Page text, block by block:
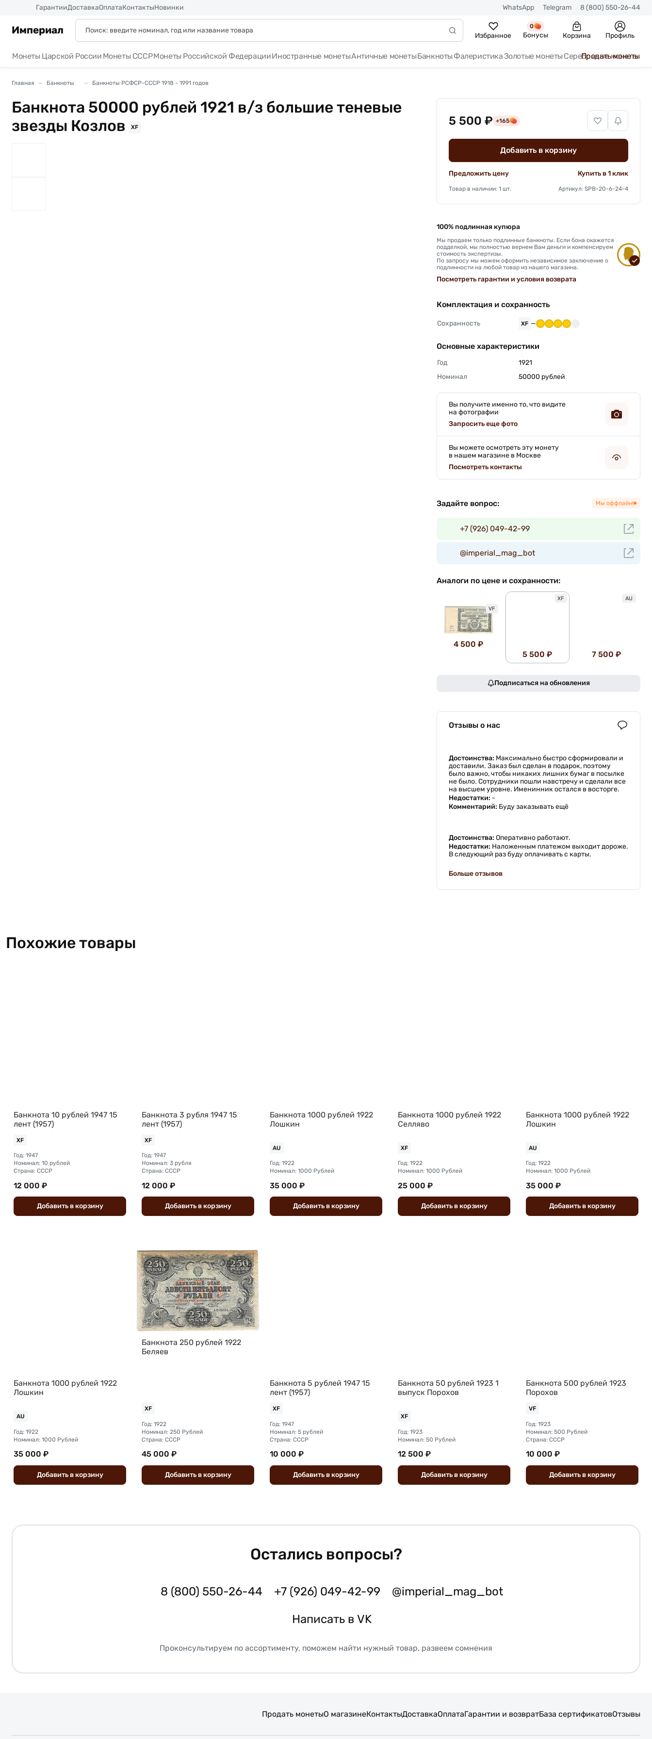
ГарантииДоставкаОплатаКонтактыНовинки WhatsApp Telegram 8 (800) 550-26-44
Империал Избранное
0
Бонусы Корзина Профиль
Монеты Царской России Монеты СССРМонеты Российской ФедерацииИностранные монетыАнтичные монетыБанкноты ФалеристикаЗолотые монеты Серебряные монеты
Продать монеты
Главная Банкноты Банкноты РСФСР-СССР 1918 - 1991 годов
Банкнота 50000 рублей 1921 в/з большие теневые
звезды Козлов
XF 5 500 ₽ +165
Добавить в корзину
Предложить цену Купить в 1 клик
Товар в наличии: 1 шт. Артикул: SPB-20-6-24-4
100% подлинная купюра
Мы продаем только подлинные банкноты. Если бона окажется
подделкой, мы полностью вернем Вам деньги и компенсируем
стоимость экспертизы.
По запросу мы можем оформить независимое заключение о
подлинности на любой товар из нашего магазина.
Посмотреть гарантии и условия возврата
Комплектация и сохранность
Сохранность XF —
Основные характеристики
Год
1921
Номинал
50000 рублей
Вы получите именно то, что видите
на фотографии
Запросить еще фото
Вы можете осмотреть эту монету
в нашем магазине в Москве
Посмотреть контакты
Задайте вопрос: Мы оффлайн!
+7 (926) 049-42-99
@imperial_mag_bot
Аналоги по цене и сохранности:
VF
4 500 ₽
XF
5 500 ₽
AU
7 500 ₽
Подписаться на обновления
Отзывы о нас
Достоинства: Максимально быстро сформировали и
доставили. Заказ был сделан в подарок, поэтому
было важно, чтобы никаких лишних бумаг в посылке
не было. Сотрудники пошли навстречу и сделали все
на высшем уровне. Именинник остался в восторге.
Недостатки: -
Комментарий: Буду заказывать ещё
Достоинства: Оперативно работают.
Недостатки: Наложенным платежом выходит дороже.
В следующий раз буду оплачивать с карты.
Больше отзывов
Похожие товары
Банкнота 10 рублей 1947 15
лент (1957)
XF
Год: 1947
Номинал: 10 рублей
Страна: СССР
12 000 ₽
Добавить вкорзину
Банкнота 3 рубля 1947 15
лент (1957)
XF
Год: 1947
Номинал: 3 рубля
Страна: СССР
12 000 ₽
Добавить вкорзину
Банкнота 1000 рублей 1922
Лошкин
AU
Год: 1922
Номинал: 1000 Рублей
35 000 ₽
Добавить вкорзину
Банкнота 1000 рублей 1922
Селляво
XF
Год: 1922
Номинал: 1000 Рублей
25 000 ₽
Добавить вкорзину
Банкнота 1000 рублей 1922
Лошкин
AU
Год: 1922
Номинал: 1000 Рублей
35 000 ₽
Добавить вкорзину
Банкнота 1000 рублей 1922
Лошкин
AU
Год: 1922
Номинал: 1000 Рублей
35 000 ₽
Добавить вкорзину
Банкнота 250 рублей 1922
Беляев
XF
Год: 1922
Номинал: 250 Рублей
Страна: СССР
45 000 ₽
Добавить вкорзину
Банкнота 5 рублей 1947 15
лент (1957)
XF
Год: 1947
Номинал: 5 рублей
Страна: СССР
10 000 ₽
Добавить вкорзину
Банкнота 50 рублей 1923 1
выпуск Порохов
XF
Год: 1923
Номинал: 50 Рублей
12 500 ₽
Добавить вкорзину
Банкнота 500 рублей 1923
Порохов
VF
Год: 1923
Номинал: 500 Рублей
Страна: СССР
10 000 ₽
Добавить вкорзину
Остались вопросы?
8 (800) 550-26-44 +7 (926) 049-42-99 @imperial_mag_bot
Написать в VK
Проконсультируем по ассортименту, поможем найти нужный товар, развеем сомнения
Продать монетыО магазинеКонтактыДоставкаОплатаГарантии и возвратБаза сертификатовОтзывы